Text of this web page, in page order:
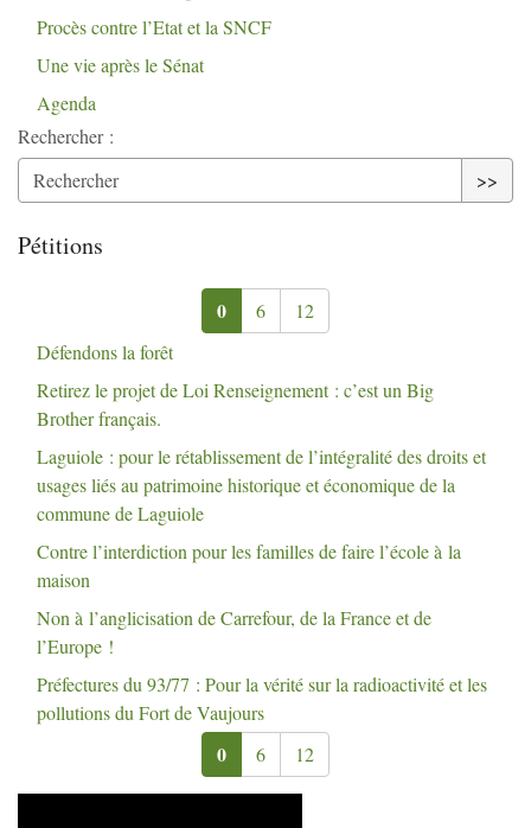
Procès contre l’Etat et la SNCF
Une vie après le Sénat
Agenda
Rechercher :
>>
Pétitions
0 6
12
Défendons la forêt
Retirez le projet de Loi Renseignement : c’est un Big
Brother français.
Laguiole : pour le rétablissement de l’intégralité des droits et
usages liés au patrimoine historique et économique de la
commune de Laguiole
Contre l’interdiction pour les familles de faire l’école à la
maison
Non à l’anglicisation de Carrefour, de la France et de
l’Europe !
Préfectures du 93/77 : Pour la vérité sur la radioactivité et les
pollutions du Fort de Vaujours
0 6 12